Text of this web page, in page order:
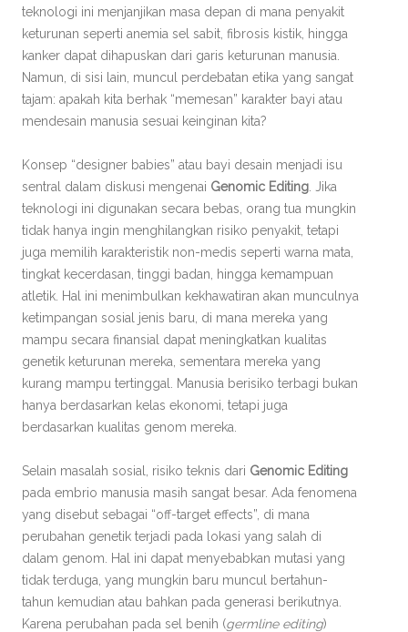
teknologi ini menjanjikan masa depan di mana penyakit
keturunan seperti anemia sel sabit, fibrosis kistik, hingga
kanker dapat dihapuskan dari garis keturunan manusia.
Namun, di sisi lain, muncul perdebatan etika yang sangat
tajam: apakah kita berhak “memesan” karakter bayi atau
mendesain manusia sesuai keinginan kita?
Konsep “designer babies” atau bayi desain menjadi isu
sentral dalam diskusi mengenai Genomic Editing . Jika
teknologi ini digunakan secara bebas, orang tua mungkin
tidak hanya ingin menghilangkan risiko penyakit, tetapi
juga memilih karakteristik non-medis seperti warna mata,
tingkat kecerdasan, tinggi badan, hingga kemampuan
atletik. Hal ini menimbulkan kekhawatiran akan munculnya
ketimpangan sosial jenis baru, di mana mereka yang
mampu secara finansial dapat meningkatkan kualitas
genetik keturunan mereka, sementara mereka yang
kurang mampu tertinggal. Manusia berisiko terbagi bukan
hanya berdasarkan kelas ekonomi, tetapi juga
berdasarkan kualitas genom mereka.
Selain masalah sosial, risiko teknis dari Genomic Editing
pada embrio manusia masih sangat besar. Ada fenomena
yang disebut sebagai “off-target effects”, di mana
perubahan genetik terjadi pada lokasi yang salah di
dalam genom. Hal ini dapat menyebabkan mutasi yang
tidak terduga, yang mungkin baru muncul bertahun-
tahun kemudian atau bahkan pada generasi berikutnya.
Karena perubahan pada sel benih (germline editing)